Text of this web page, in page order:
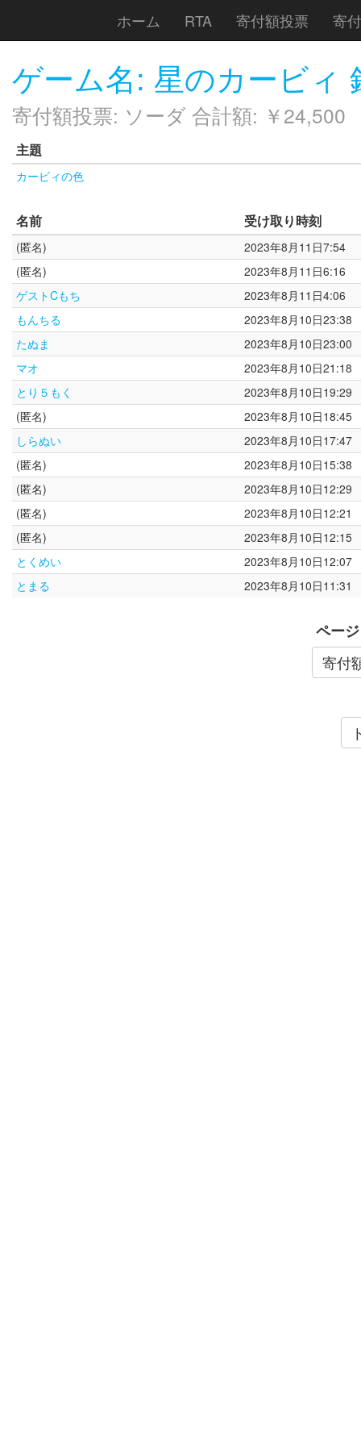
ホーム RTA 寄付額投票 寄
ゲーム名: 星のカービィ
寄付額投票: ソーダ 合計額: ￥24,500
主題
カービィの色
名前 受け取り時刻
(匿名)
2023年8月11日7:54
(匿名)
2023年8月11日6:16
ゲストCもち
2023年8月11日4:06
もんちる
2023年8月10日23:38
たぬま
2023年8月10日23:00
マオ
2023年8月10日21:18
とり５もく
2023年8月10日19:29
(匿名)
2023年8月10日18:45
しらぬい
2023年8月10日17:47
(匿名)
2023年8月10日15:38
(匿名)
2023年8月10日12:29
(匿名)
2023年8月10日12:21
(匿名)
2023年8月10日12:15
とくめい
2023年8月10日12:07
とまる
2023年8月10日11:31
ページ
寄付